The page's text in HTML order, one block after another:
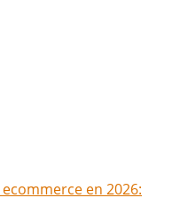
en 2026: